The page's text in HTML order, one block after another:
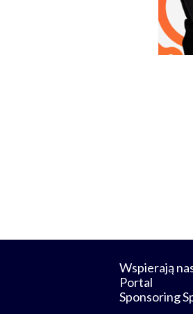
Wspierają
Portal
Sponsoring